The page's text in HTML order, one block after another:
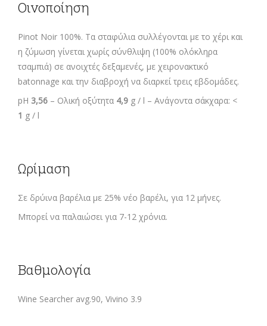
Οινοποίηση
Pinot Noir 100%. Τα σταφύλια συλλέγονται με το χέρι και
η ζύμωση γίνεται χωρίς σύνθλιψη (100% ολόκληρα
τσαμπιά) σε ανοιχτές δεξαμενές, με χειρονακτικό
batonnage και την διαβροχή να διαρκεί τρεις εβδομάδες.
pH 3,56 – Ολική οξύτητα 4,9 g / l – Ανάγοντα σάκχαρα: <
1 g / l
Ωρίμαση
Σε δρύινα βαρέλια με 25% νέο βαρέλι, για 12 μήνες.
Μπορεί να παλαιώσει για 7-12 χρόνια.
Βαθμολογία
Wine Searcher avg.90, Vivino 3.9